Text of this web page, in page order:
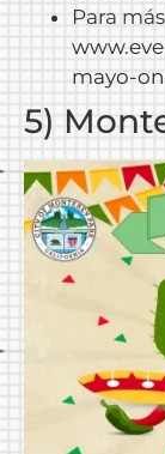
Para
mayo-
5)